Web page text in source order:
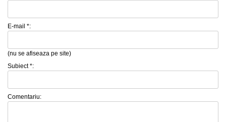
E-mail *:
(nu se afiseaza pe site)
Subiect *:
Comentariu: